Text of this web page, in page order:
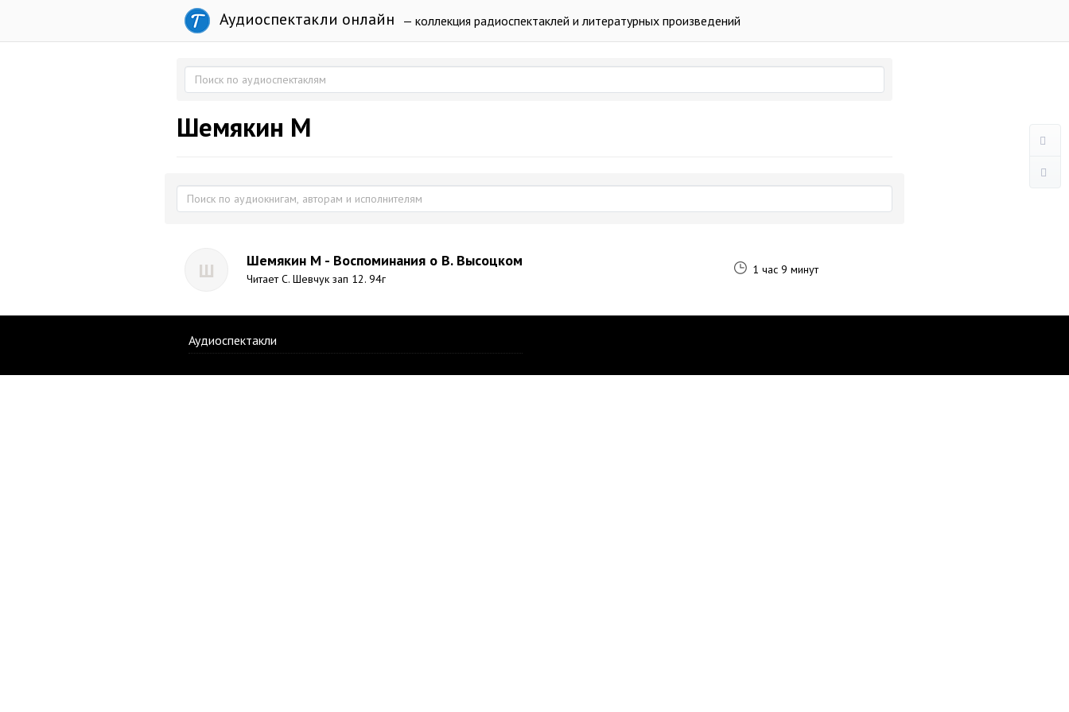
Аудиоспектакли онлайн — коллекция радиоспектаклей и литературных произведений
Шемякин М
Ш Шемякин М - Воспоминания о В. Высоцком
Читает С. Шевчук зап 12. 94г
1 час 9 минут
Аудиоспектакли